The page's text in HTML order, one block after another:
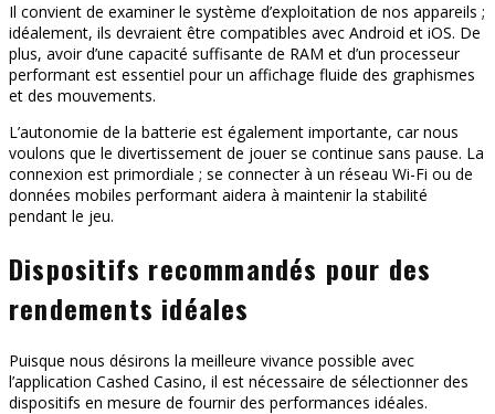
Il convient de examiner le système d’exploitation de nos appareils ;
idéalement, ils devraient être compatibles avec Android et iOS. De
plus, avoir d’une capacité suffisante de RAM et d’un processeur
performant est essentiel pour un affichage fluide des graphismes
et des mouvements.
L’autonomie de la batterie est également importante, car nous
voulons que le divertissement de jouer se continue sans pause. La
connexion est primordiale ; se connecter à un réseau Wi-Fi ou de
données mobiles performant aidera à maintenir la stabilité
pendant le jeu.
Dispositifs recommandés pour des
rendements idéales
Puisque nous désirons la meilleure vivance possible avec
l’application Cashed Casino, il est nécessaire de sélectionner des
dispositifs en mesure de fournir des performances idéales.